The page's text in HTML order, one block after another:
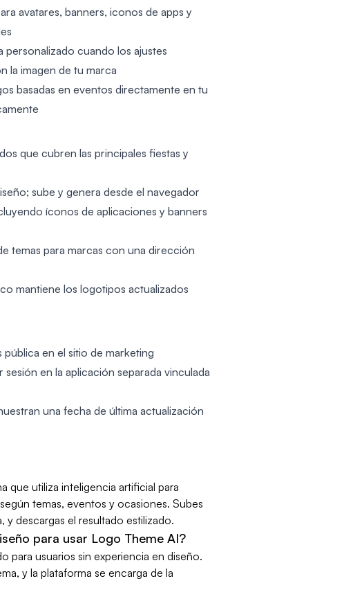
avatares, banners, iconos de apps y
cuando los ajustes
la imagen de tu marca
basadas en eventos directamente en tu
que cubren las principales fiestas y
sube y genera desde el navegador
íconos de aplicaciones y banners
temas para marcas con una dirección
mantiene los logotipos actualizados
en el sitio de marketing
en la aplicación separada vinculada
una fecha de última actualización
que utiliza inteligencia artificial para
temas, eventos y ocasiones. Subes
descargas el resultado estilizado.
para usar Logo Theme AI?
para usuarios sin experiencia en diseño.
y la plataforma se encarga de la